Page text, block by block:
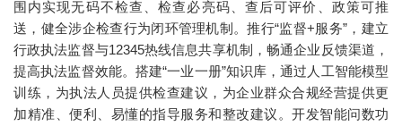
围内实现无码不检查、检查必亮码、查后可评价、政策可推
送，健全涉企检查行为闭环管理机制。推行“监督+服务”，建立
行政执法监督与12345热线信息共享机制，畅通企业反馈渠道，
提高执法监督效能。搭建“一业一册”知识库，通过人工智能模型
训练，为执法人员提供检查建议，为企业群众合规经营提供更
加精准、便利、易懂的指导服务和整改建议。开发智能问数功